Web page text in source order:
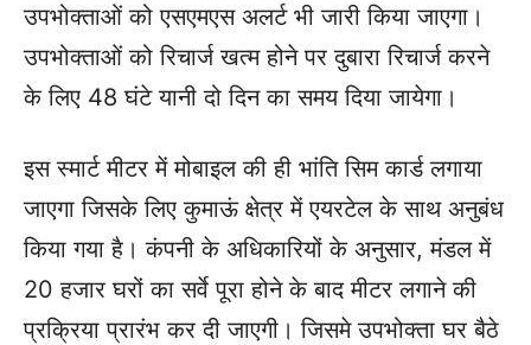
उपभोक्ताओं को एसएमएस अलर्ट भी जारी किया जाएगा।
उपभोक्ताओं को रिचार्ज खत्म होने पर दुबारा रिचार्ज करने
के लिए 48 घंटे यानी दो दिन का समय दिया जायेगा।
इस स्मार्ट मीटर में मोबाइल की ही भांति सिम कार्ड लगाया
जाएगा जिसके लिए कुमाऊं क्षेत्र में एयरटेल के साथ अनुबंध
किया गया है। कंपनी के अधिकारियों के अनुसार, मंडल में
20 हजार घरों का सर्वे पूरा होने के बाद मीटर लगाने की
प्रक्रिया प्रारंभ कर दी जाएगी। जिसमे उपभोक्ता घर बैठे